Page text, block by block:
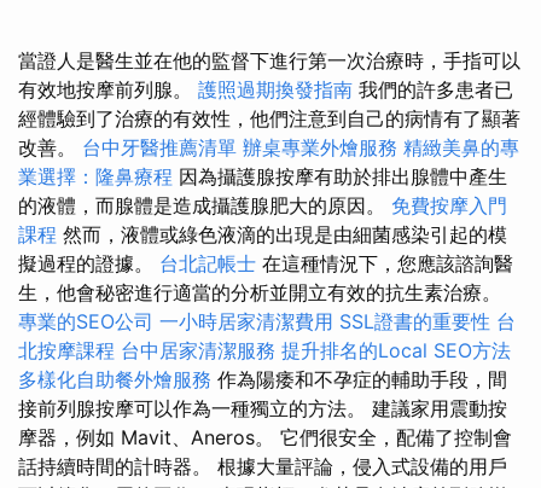
當證人是醫生並在他的監督下進行第一次治療時，手指可以
有效地按摩前列腺。 護照過期換發指南 我們的許多患者已
經體驗到了治療的有效性，他們注意到自己的病情有了顯著
改善。 台中牙醫推薦清單 辦桌專業外燴服務 精緻美鼻的專
業選擇：隆鼻療程 因為攝護腺按摩有助於排出腺體中產生
的液體，而腺體是造成攝護腺肥大的原因。 免費按摩入門
課程 然而，液體或綠色液滴的出現是由細菌感染引起的模
擬過程的證據。 台北記帳士 在這種情況下，您應該諮詢醫
生，他會秘密進行適當的分析並開立有效的抗生素治療。
專業的SEO公司 一小時居家清潔費用 SSL證書的重要性 台
北按摩課程 台中居家清潔服務 提升排名的Local SEO方法
多樣化自助餐外燴服務 作為陽痿和不孕症的輔助手段，間
接前列腺按摩可以作為一種獨立的方法。 建議家用震動按
摩器，例如 Mavit、Aneros。 它們很安全，配備了控制會
話持續時間的計時器。 根據大量評論，侵入式設備的用戶